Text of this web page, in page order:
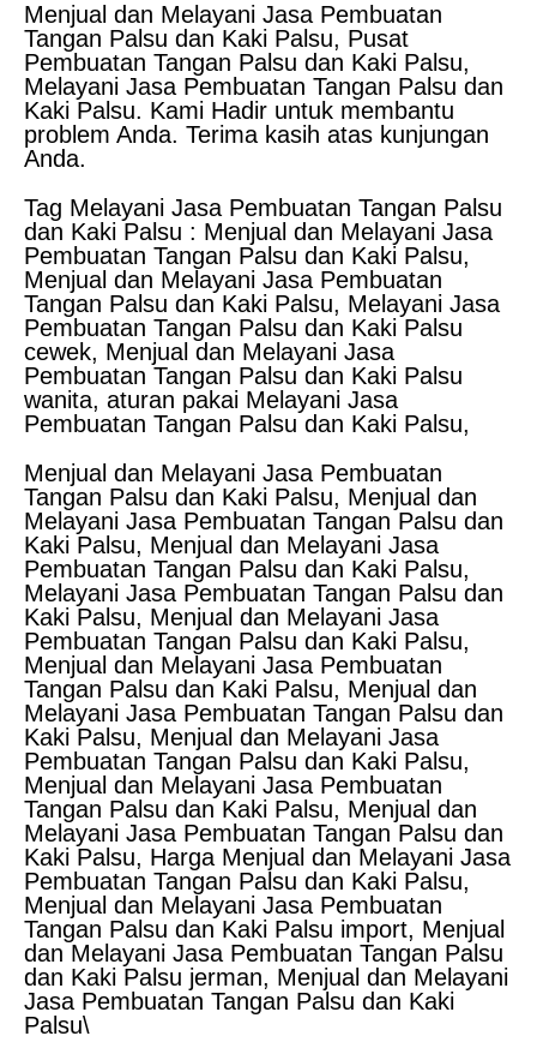
Menjual dan Melayani Jasa Pembuatan
Tangan Palsu dan Kaki Palsu, Pusat
Pembuatan Tangan Palsu dan Kaki Palsu,
Melayani Jasa Pembuatan Tangan Palsu dan
Kaki Palsu. Kami Hadir untuk membantu
problem Anda. Terima kasih atas kunjungan
Anda.
Tag Melayani Jasa Pembuatan Tangan Palsu
dan Kaki Palsu : Menjual dan Melayani Jasa
Pembuatan Tangan Palsu dan Kaki Palsu,
Menjual dan Melayani Jasa Pembuatan
Tangan Palsu dan Kaki Palsu, Melayani Jasa
Pembuatan Tangan Palsu dan Kaki Palsu
cewek, Menjual dan Melayani Jasa
Pembuatan Tangan Palsu dan Kaki Palsu
wanita, aturan pakai Melayani Jasa
Pembuatan Tangan Palsu dan Kaki Palsu,
Menjual dan Melayani Jasa Pembuatan
Tangan Palsu dan Kaki Palsu, Menjual dan
Melayani Jasa Pembuatan Tangan Palsu dan
Kaki Palsu, Menjual dan Melayani Jasa
Pembuatan Tangan Palsu dan Kaki Palsu,
Melayani Jasa Pembuatan Tangan Palsu dan
Kaki Palsu, Menjual dan Melayani Jasa
Pembuatan Tangan Palsu dan Kaki Palsu,
Menjual dan Melayani Jasa Pembuatan
Tangan Palsu dan Kaki Palsu, Menjual dan
Melayani Jasa Pembuatan Tangan Palsu dan
Kaki Palsu, Menjual dan Melayani Jasa
Pembuatan Tangan Palsu dan Kaki Palsu,
Menjual dan Melayani Jasa Pembuatan
Tangan Palsu dan Kaki Palsu, Menjual dan
Melayani Jasa Pembuatan Tangan Palsu dan
Kaki Palsu, Harga Menjual dan Melayani Jasa
Pembuatan Tangan Palsu dan Kaki Palsu,
Menjual dan Melayani Jasa Pembuatan
Tangan Palsu dan Kaki Palsu import, Menjual
dan Melayani Jasa Pembuatan Tangan Palsu
dan Kaki Palsu jerman, Menjual dan Melayani
Jasa Pembuatan Tangan Palsu dan Kaki
Palsu\